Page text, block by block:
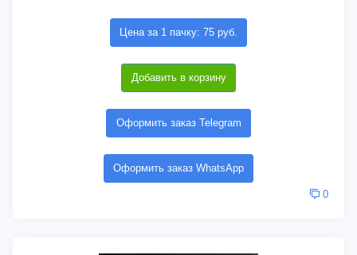
Цена за 1 пачку: 75 руб.
Добавить в корзину
Оформить заказ Telegram
Оформить заказ WhatsApp
0